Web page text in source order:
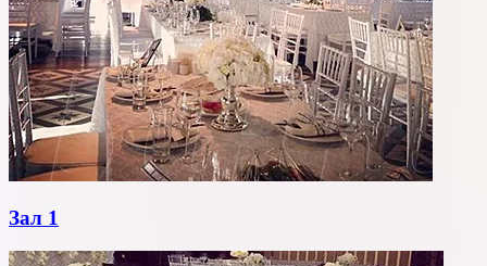
Зал 1